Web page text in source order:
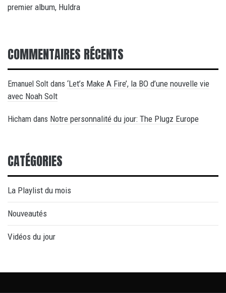
premier album, Huldra
COMMENTAIRES RÉCENTS
Emanuel Solt dans ‘Let’s Make A Fire’, la BO d’une nouvelle vie
avec Noah Solt
Hicham dans Notre personnalité du jour: The Plugz Europe
CATÉGORIES
La Playlist du mois
Nouveautés
Vidéos du jour